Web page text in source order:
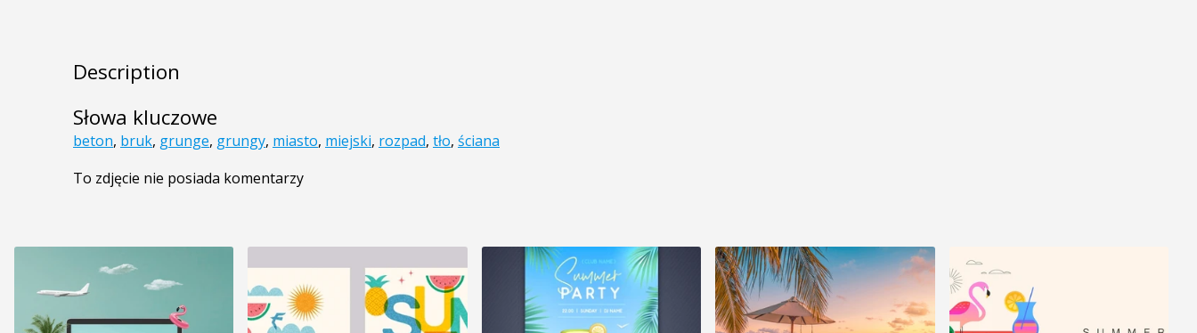
Description
Słowa kluczowe
beton, bruk, grunge, grungy, miasto, miejski, rozpad, tło, ściana
To zdjęcie nie posiada komentarzy